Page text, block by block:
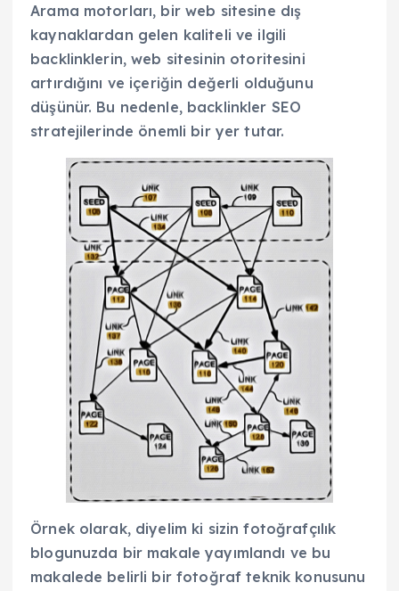
Arama motorları, bir web sitesine dış
kaynaklardan gelen kaliteli ve ilgili
backlinklerin, web sitesinin otoritesini
artırdığını ve içeriğin değerli olduğunu
düşünür. Bu nedenle, backlinkler SEO
stratejilerinde önemli bir yer tutar.
Örnek olarak, diyelim ki sizin fotoğrafçılık
blogunuzda bir makale yayımlandı ve bu
makalede belirli bir fotoğraf teknik konusunu